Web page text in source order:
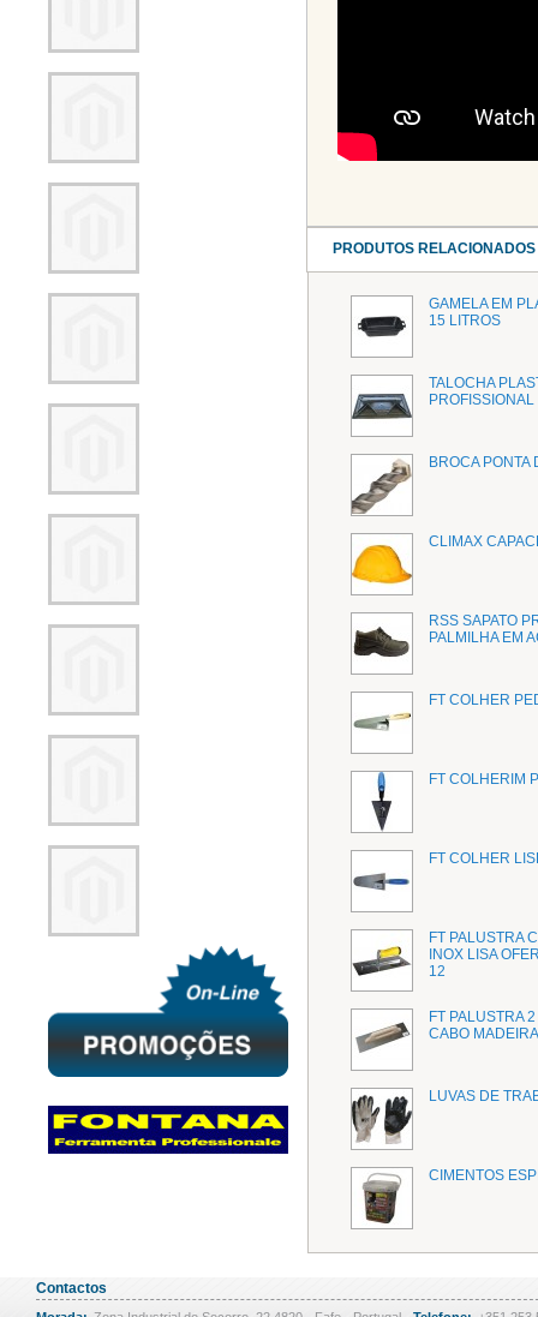
PRODUTOS RELACIONADOS
GAMELA EM
15 LITROS
TALOCHA
PROFISSIONAL
BROCA PONTA
CLIMAX
RSS SAPATO
PALMILHA EM
FT COLHER
FT COLHERIM
FT COLHER
FT PALUSTRA
INOX LISA
12
FT PALUSTRA
CABO
LUVAS DE
CIMENTOS
Contactos